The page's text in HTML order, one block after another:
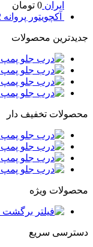
ایران 0 تومان
آکچویتور پروانه 2 طرفه
جدیدترین محصولات
محصولات تخفیف دار
محصولات ویژه
دسترسی سریع